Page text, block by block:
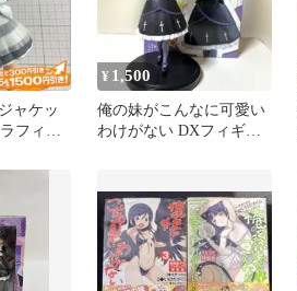
ャケッ
フィギ
¥ 1,500
俺の妹がこんなに可愛い
わけがない DXフィギュ